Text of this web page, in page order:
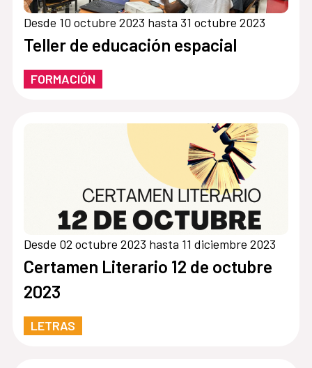
Desde 10 octubre 2023 hasta 31 octubre 2023
Teller de educación espacial
FORMACIÓN
Desde 02 octubre 2023 hasta 11 diciembre 2023
Certamen Literario 12 de octubre
2023
LETRAS